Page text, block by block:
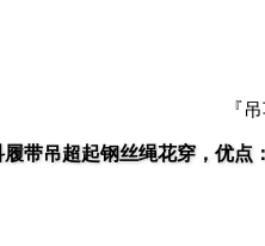
『
履带吊超起钢丝绳花穿，优点